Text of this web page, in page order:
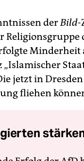
derBild-
Religionsgruppe
Minderheit
jetzt in
fliehen